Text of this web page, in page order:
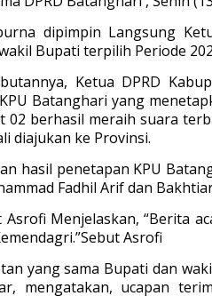
dipimpin Langsung
Bupati terpilih Periode
Ketua DPRD
Batanghari yang
02 berhasil meraih suara
diajukan ke Provinsi.
hasil penetapan KPU
Fadhil Arif dan
Menjelaskan, “Berita
Asrofi
yang sama Bupati dan
mengatakan, ucapan